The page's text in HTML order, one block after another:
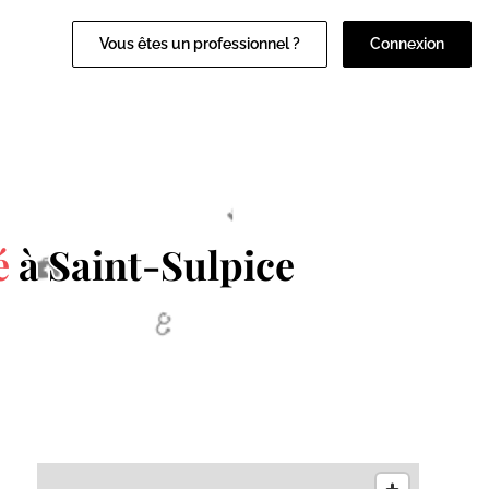
Vous êtes un professionnel ? Connexion
à Saint-Sulpice